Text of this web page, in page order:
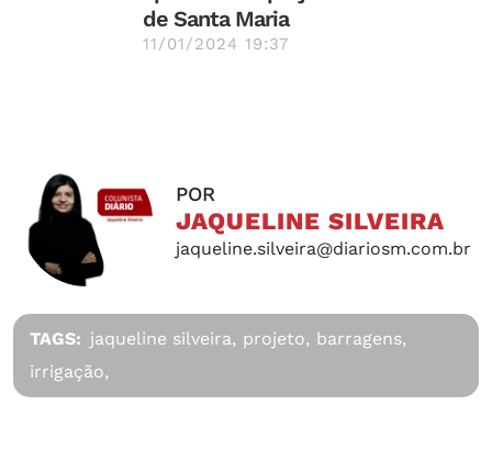
de Santa Maria
11/01/2024 19:37
POR
JAQUELINE SILVEIRA
jaqueline.silveira@diariosm.com.br
TAGS: jaqueline silveira, projeto, barragens,
irrigação,